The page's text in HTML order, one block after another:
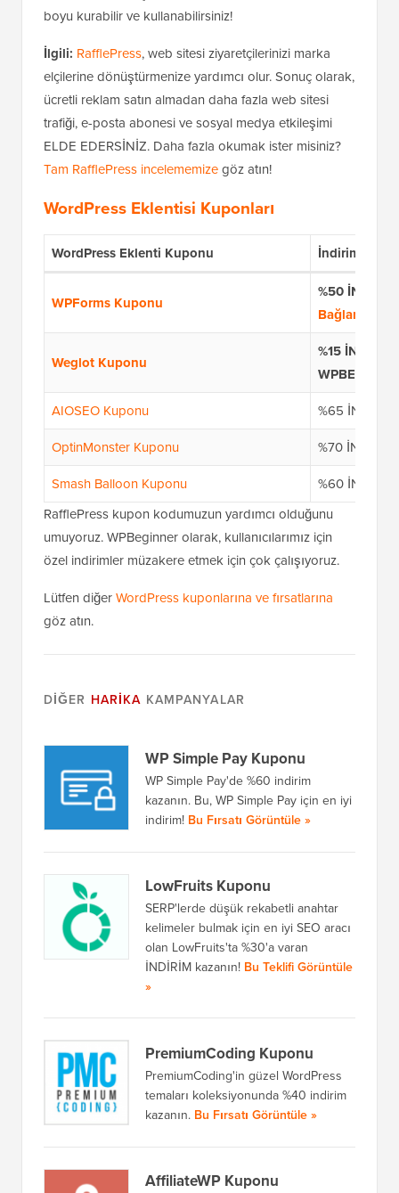
boyu kurabilir ve kullanabilirsiniz!
İlgili: RafflePress, web sitesi ziyaretçilerinizi marka
elçilerine dönüştürmenize yardımcı olur. Sonuç olarak,
ücretli reklam satın almadan daha fazla web sitesi
trafiği, e-posta abonesi ve sosyal medya etkileşimi
ELDE EDERSİNİZ. Daha fazla okumak ister misiniz?
Tam RafflePress incelememizegöz atın!
WordPress Eklentisi Kuponları
WordPress Eklenti Kuponu İndirim ve
WPForms Kuponu
%50
Bağlantısı
Weglot Kuponu
%15
WPBEG19
AIOSEO Kuponu
%65
OptinMonster Kuponu
%70
Smash Balloon Kuponu
%60
RafflePress kupon kodumuzun yardımcı olduğunu
umuyoruz. WPBeginner olarak, kullanıcılarımız için
özel indirimler müzakere etmek için çok çalışıyoruz.
Lütfen diğerWordPress kuponlarına ve fırsatlarına
göz atın.
DIĞER HARIKA KAMPANYALAR
WP Simple Pay Kuponu
WP Simple Pay'de %60 indirim
kazanın. Bu, WP Simple Pay için en iyi
indirim! Bu Fırsatı Görüntüle »
LowFruits Kuponu
SERP'lerde düşük rekabetli anahtar
kelimeler bulmak için en iyi SEO aracı
olan LowFruits'ta %30'a varan
İNDİRİM kazanın! Bu Teklifi Görüntüle
»
PremiumCoding Kuponu
PremiumCoding'in güzel WordPress
temaları koleksiyonunda %40 indirim
kazanın. Bu Fırsatı Görüntüle »
AffiliateWP Kuponu